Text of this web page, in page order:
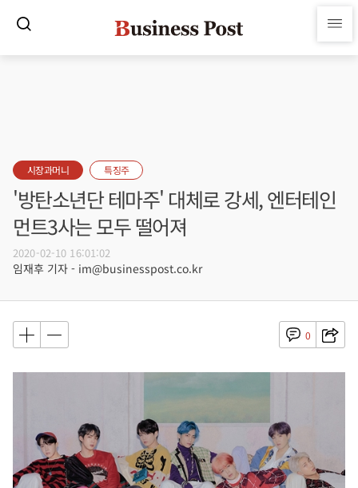
시장과머니 특징주
'방탄소년단 테마주' 대체로 강세, 엔터테인
먼트3사는 모두 떨어져
2020-02-10 16:01:02
임재후 기자 - im@businesspost.co.kr
0